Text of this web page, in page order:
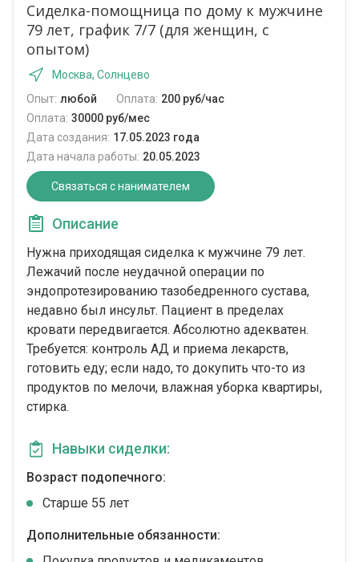
Сиделка-помощница по дому к мужчине
79 лет, график 7/7 (для женщин, с
опытом)
Москва, Солнцево
Опыт: любой Оплата: 200 руб/час
Оплата: 30000 руб/мес
Дата создания: 17.05.2023 года
Дата начала работы: 20.05.2023
Связаться с нанимателем
Описание
Нужна приходящая сиделка к мужчине 79 лет.
Лежачий после неудачной операции по
эндопротезированию тазобедренного сустава,
недавно был инсульт. Пациент в пределах
кровати передвигается. Абсолютно адекватен.
Требуется: контроль АД и приема лекарств,
готовить еду; если надо, то докупить что-то из
продуктов по мелочи, влажная уборка квартиры,
стирка.
Навыки сиделки:
Возраст подопечного:
Cтарше 55 лет
Дополнительные обязанности: